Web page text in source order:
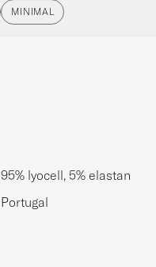
MINIMAL
95% lyocell, 5% elastan
Portugal